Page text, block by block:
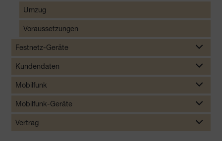
Umzug
Voraussetzungen
Festnetz-Geräte
Kundendaten
Mobilfunk
Mobilfunk-Geräte
Vertrag